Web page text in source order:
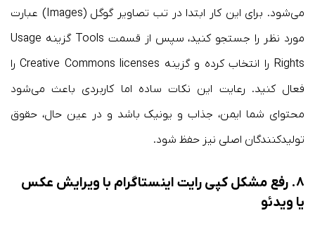
می‌شود. برای این کار ابتدا در تب تصاویر گوگل (Images) عبارت
مورد نظر را جستجو کنید، سپس از قسمت Tools گزینه Usage
Rights را انتخاب کرده و گزینه Creative Commons licenses را
فعال کنید. رعایت این نکات ساده اما کاربردی باعث می‌شود
محتوای شما ایمن، جذاب و یونیک باشد و در عین حال، حقوق
تولیدکنندگان اصلی نیز حفظ شود.
۸. رفع مشکل کپی رایت اینستاگرام با ویرایش عکس
یا ویدئو